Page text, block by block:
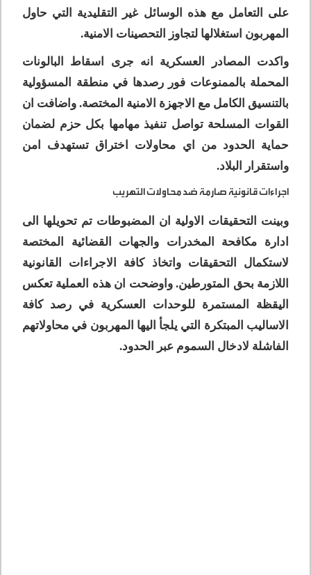
على التعامل مع هذه الوسائل غير التقليدية التي حاول
المهربون استغلالها لتجاوز التحصينات الامنية.
واكدت المصادر العسكرية انه جرى اسقاط البالونات
المحملة بالممنوعات فور رصدها في منطقة المسؤولية
بالتنسيق الكامل مع الاجهزة الامنية المختصة. واضافت ان
القوات المسلحة تواصل تنفيذ مهامها بكل حزم لضمان
حماية الحدود من اي محاولات اختراق تستهدف امن
واستقرار البلاد.
اجراءات قانونية صارمة ضد محاولات التهريب
وبينت التحقيقات الاولية ان المضبوطات تم تحويلها الى
ادارة مكافحة المخدرات والجهات القضائية المختصة
لاستكمال التحقيقات واتخاذ كافة الاجراءات القانونية
اللازمة بحق المتورطين. واوضحت ان هذه العملية تعكس
اليقظة المستمرة للوحدات العسكرية في رصد كافة
الاساليب المبتكرة التي يلجأ اليها المهربون في محاولاتهم
الفاشلة لادخال السموم عبر الحدود.